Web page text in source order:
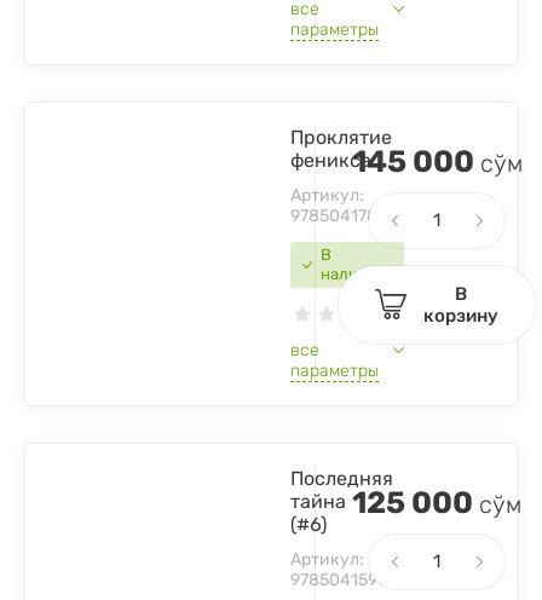
все
параметры
В
наличии
Проклятие
феникса
Артикул:
9785041781545
все
параметры
145 000 сўм
В
корзину
Последняя
тайна
(#6)
Артикул:
9785041599881
125 000 сўм